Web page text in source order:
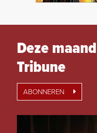
Deze
Tribune
ABONNEREN